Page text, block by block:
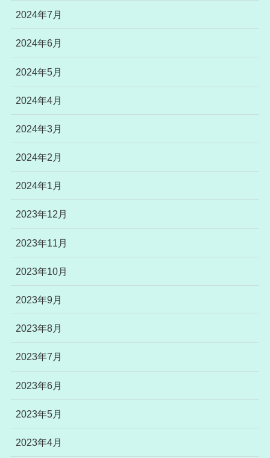
2024年7月
2024年6月
2024年5月
2024年4月
2024年3月
2024年2月
2024年1月
2023年12月
2023年11月
2023年10月
2023年9月
2023年8月
2023年7月
2023年6月
2023年5月
2023年4月